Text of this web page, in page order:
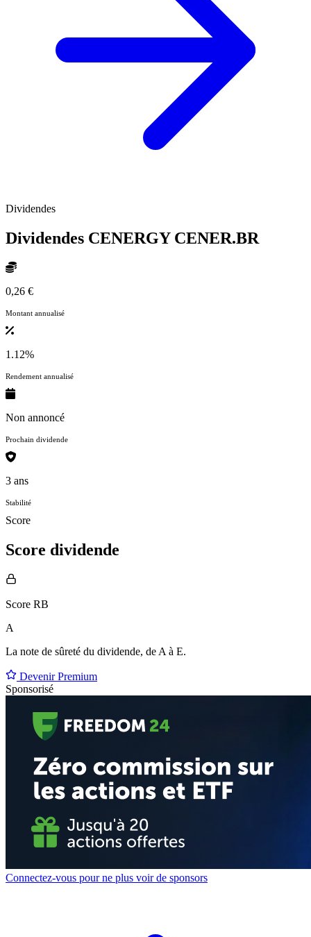
Dividendes
Dividendes CENERGY CENER.BR
0,26 €
Montant annualisé
1.12%
Rendement annualisé
Non annoncé
Prochain dividende
3 ans
Stabilité
Score
Score dividende
Score RB
A
La note de sûreté du dividende, de A à E.
Devenir Premium
Sponsorisé
Connectez-vous pour ne plus voir de sponsors